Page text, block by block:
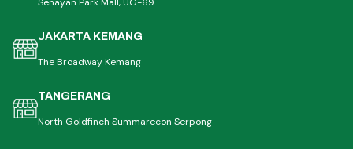
Senayan Park Mall, UG-69
JAKARTA KEMANG
The Broadway Kemang
TANGERANG
North Goldfinch Summarecon Serpong